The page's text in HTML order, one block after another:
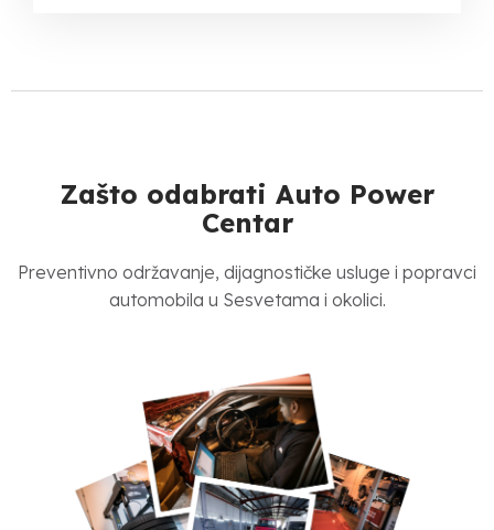
Zašto odabrati Auto Power
Centar
Preventivno održavanje, dijagnostičke usluge i popravci
automobila u Sesvetama i okolici.